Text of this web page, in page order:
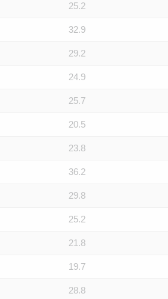
25.2
32.9
29.2
24.9
25.7
20.5
23.8
36.2
29.8
25.2
21.8
19.7
28.8